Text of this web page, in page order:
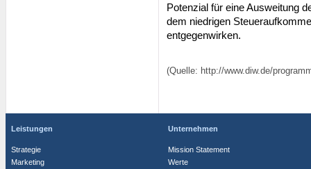
Potenzial für eine Ausweitung
dem niedrigen
entgegenwirken.
(Quelle: http://www.diw.de/
Leistungen
Strategie
Marketing
Unternehmen
Mission Statement
Werte